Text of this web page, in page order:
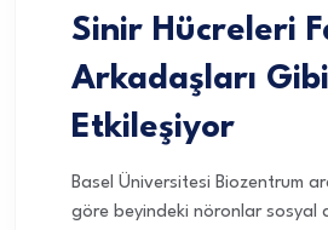
Sinir Hücreleri
Arkadaşları Gibi
Etkileşiyor
Basel Üniversitesi Biozentrum
göre beyindeki nöronlar sosyal